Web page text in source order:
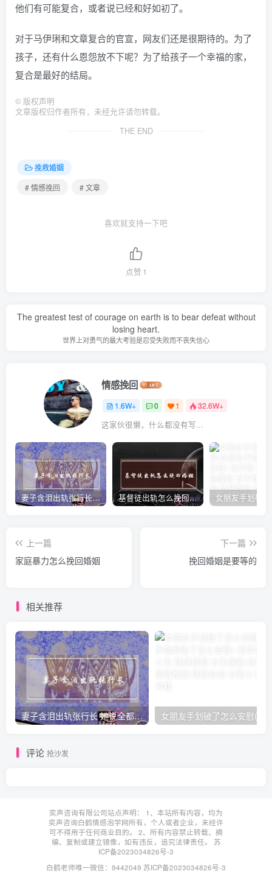
他们有可能复合，或者说已经和好如初了。
对于马伊琍和文章复合的官宣，网友们还是很期待的。为了
孩子，还有什么恩怨放不下呢？为了给孩子一个幸福的家，
复合是最好的结局。
© 版权声明
文章版权归作者所有，未经允许请勿转载。
THE END
挽救婚姻
# 情感挽回
# 文章
喜欢就支持一下吧
点赞 1
The greatest test of courage on earth is to bear defeat without
losing heart.
世界上对勇气的最大考验是忍受失败而不丧失信心
情感挽回
1.6W+ 0 1 32.6W+
这家伙很懒，什么都没有写...
妻子含泪出轨张行长 她说全都是因为家中 基督徒出轨怎么挽回婚姻(基督徒面对出轨婚姻)
上一篇
家庭暴力怎么挽回婚姻
下一篇
挽回婚姻是要等的
相关推荐
妻子含泪出轨张行长 她说全都是因为家中
评论 抢沙发
奕声咨询有限公司站点声明： 1、本站所有内容，均为
奕声咨询白鹤情感泡学网所有，个人或者企业，未经许
可不得用于任何商业目的。 2、所有内容禁止转载、摘
编、复制或建立镜像，如有违反，追究法律责任。 苏
ICP备2023034826号-3
白鹤老师唯一微信：9442049 苏ICP备2023034826号-3